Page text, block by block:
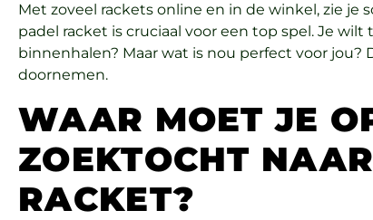
Met zoveel rackets online en in de winkel, zie je
padel racket is cruciaal voor een top spel. Je
binnenhalen? Maar wat is nou perfect voor
doornemen.
WAAR MOET JE
ZOEKTOCHT
RACKET?